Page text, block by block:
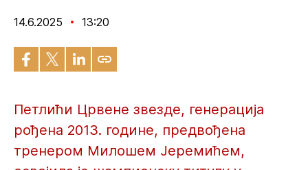
14.6.2025 13:20
Петлићи Црвене звезде, генерација
рођена 2013. године, предвођена
тренером Милошем Јеремићем,